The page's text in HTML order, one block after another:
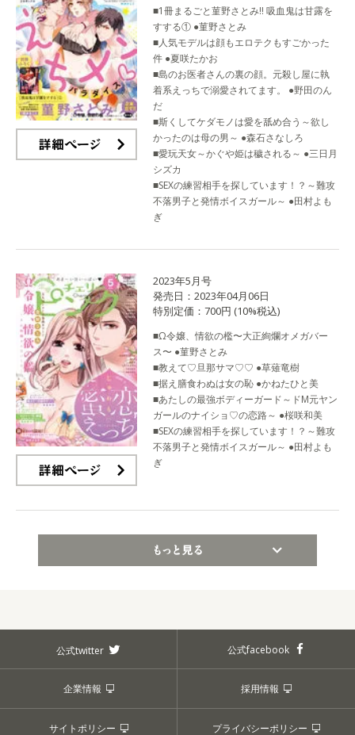
■1冊まるごと菫野さとみ!! 吸血鬼は甘露を
すする① ●菫野さとみ
■人気モデルは顔もエロテクもすごかった
件 ●夏咲たかお
■島のお医者さんの裏の顔。元殺し屋に執
着系えっちで溺愛されてます。 ●野田のん
だ
■斯くしてケダモノは愛を舐め合う～欲し
かったのは母の男～ ●森石さなしろ
■愛玩天女～かぐや姫は穢される～ ●三日月
シズカ
■SEXの練習相手を探しています！？～難攻
不落男子と発情ボイスガール～ ●田村よも
ぎ
2023年5月号
発売日：2023年04月06日
特別定価：700円 (10%税込)
■Ω令嬢、情欲の檻〜大正絢爛オメガバー
ス〜 ●菫野さとみ
■教えて♡旦那サマ♡♡ ●草薙竜樹
■据え膳食わぬは女の恥 ●かねたひと美
■あたしの最強ボディーガード～ドM元ヤン
ガールのナイショ♡の恋路～ ●桜咲和美
■SEXの練習相手を探しています！？～難攻
不落男子と発情ボイスガール～ ●田村よも
ぎ
公式twitter 公式facebook
企業情報 採用情報
サイトポリシー プライバシーポリシー